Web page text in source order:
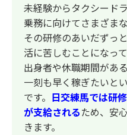
未経験からタクシード
乗務に向けてさまざま
その研修のあいだずっ
活に苦しむことになっ
出身者や休職期間があ
一刻も早く稼ぎたいと
です。 日交練馬では研
が支給されるため、安
きます。